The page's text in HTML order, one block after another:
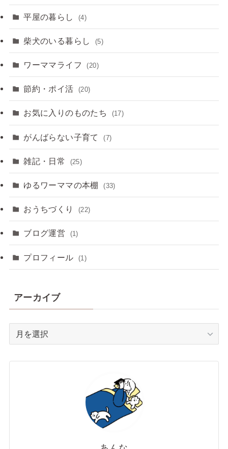
平屋の暮らし (4)
柴犬のいる暮らし (5)
ワーママライフ (20)
節約・ポイ活 (20)
お気に入りのものたち (17)
がんばらない子育て (7)
雑記・日常 (25)
ゆるワーママの本棚 (33)
おうちづくり (22)
ブログ運営 (1)
プロフィール (1)
アーカイブ